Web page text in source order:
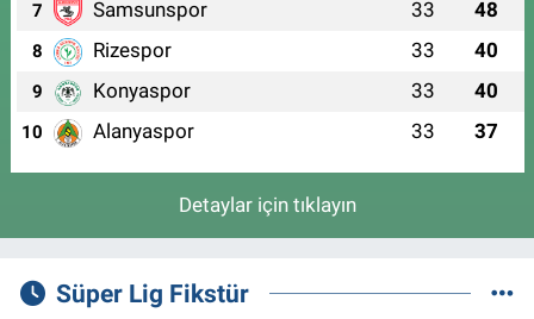
7 Samsunspor 33 48
8 Rizespor 33 40
9 Konyaspor 33 40
10 Alanyaspor 33 37
Detaylar için tıklayın
Süper Lig Fikstür